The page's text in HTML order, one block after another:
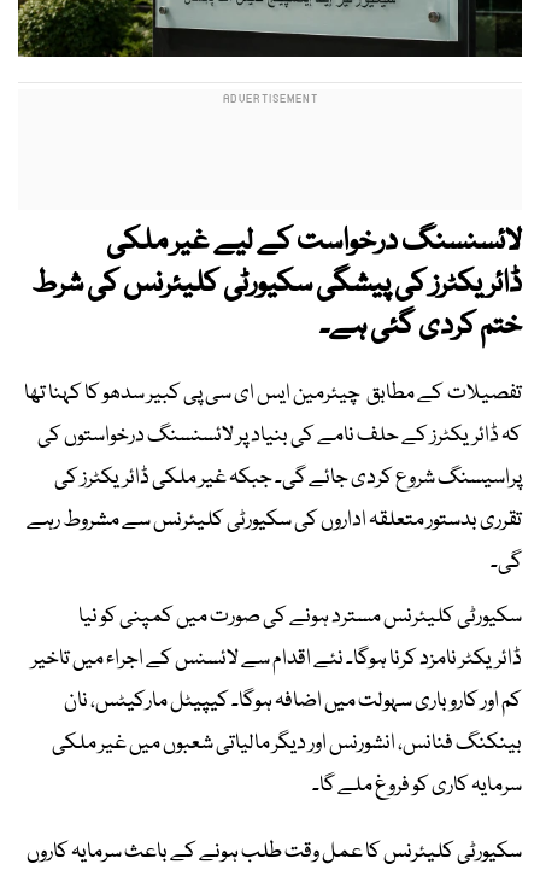
لائسنسنگ درخواست کے لیے غیر ملکی
ڈائریکٹرز کی پیشگی سکیورٹی کلیئرنس کی شرط
ختم کردی گئی ہے۔
تفصیلات کے مطابق چیئرمین ایس ای سی پی کبیر سدھو کا کہنا تھا
کہ ڈائریکٹرز کے حلف نامے کی بنیاد پر لائسنسنگ درخواستوں کی
پراسیسنگ شروع کردی جائے گی۔ جبکہ غیر ملکی ڈائریکٹرز کی
تقرری بدستور متعلقہ اداروں کی سکیورٹی کلیئرنس سے مشروط رہے
گی۔
سکیورٹی کلیئرنس مسترد ہونے کی صورت میں کمپنی کو نیا
ڈائریکٹر نامزد کرنا ہوگا۔ نئے اقدام سے لائسنس کے اجراء میں تاخیر
کم اور کاروباری سہولت میں اضافہ ہوگا۔ کیپیٹل مارکیٹس، نان
بینکنگ فنانس، انشورنس اور دیگر مالیاتی شعبوں میں غیر ملکی
سرمایہ کاری کو فروغ ملے گا۔
سکیورٹی کلیئرنس کا عمل وقت طلب ہونے کے باعث سرمایہ کاروں